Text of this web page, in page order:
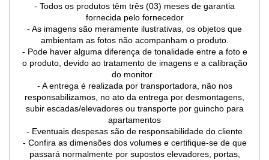
- Todos os produtos têm três (03) meses de garantia
fornecida pelo fornecedor
- As imagens são meramente ilustrativas, os objetos que
ambientam as fotos não acompanham o produto.
- Pode haver alguma diferença de tonalidade entre a foto e
o produto, devido ao tratamento de imagens e a calibração
do monitor
- A entrega é realizada por transportadora, não nos
responsabilizamos, no ato da entrega por desmontagens,
subir escadas/elevadores ou transporte por guincho para
apartamentos
- Eventuais despesas são de responsabilidade do cliente
- Confira as dimensões dos volumes e certifique-se de que
passará normalmente por supostos elevadores, portas,